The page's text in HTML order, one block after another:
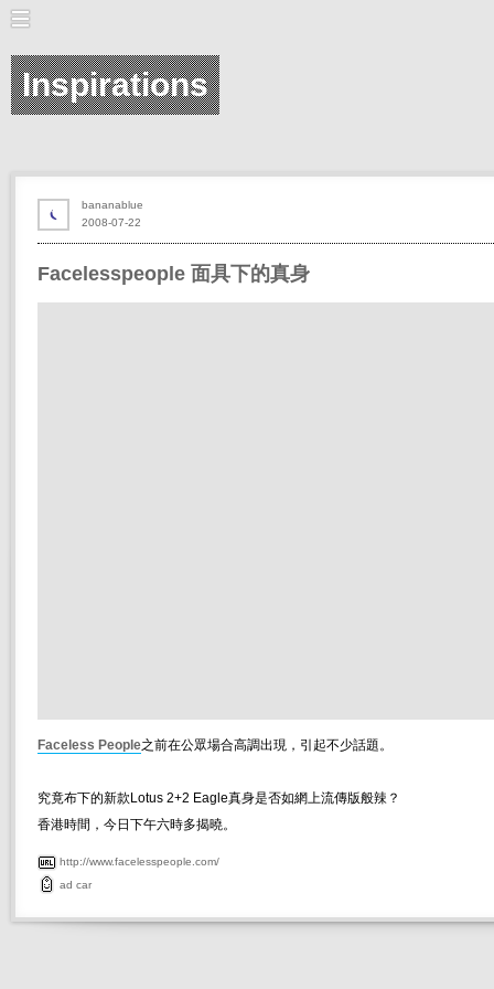
Inspirations
Facelesspeople 面具下的真身
Faceless People之前在公眾場合高調出現，引起不少話題。
究竟布下的新款Lotus 2+2 Eagle真身是否如網上流傳版般辣？
香港時間，今日下午六時多揭曉。
http://www.facelesspeople.com/
ad car
2008-07-22
bananablue